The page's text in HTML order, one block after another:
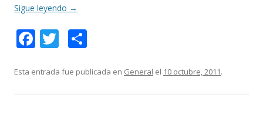
Sigue leyendo →
F
e
T
itt m
Esta entrada fue publicada en General el 10 octubre, 2011.